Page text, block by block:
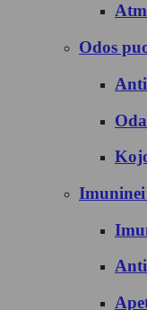
Odos
Imuninei